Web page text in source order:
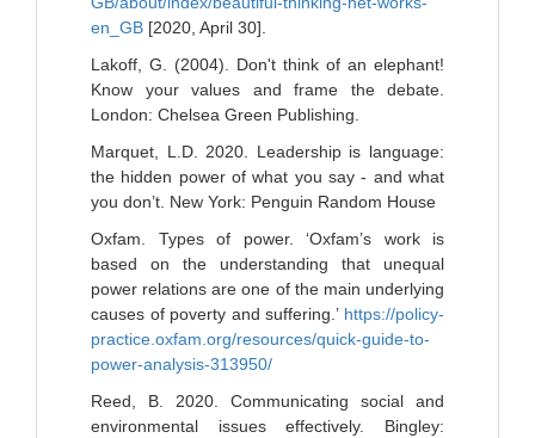
en_GB [2020, April 30].
Lakoff, G. (2004). Don't think of an elephant!
Know your values and frame the debate.
London: Chelsea Green Publishing.
Marquet, L.D. 2020. Leadership is language:
the hidden power of what you say - and what
you don’t. New York: Penguin Random House
Oxfam. Types of power. ‘Oxfam’s work is
based on the understanding that unequal
power relations are one of the main underlying
causes of poverty and suffering.’ https://policy-
practice.oxfam.org/resources/quick-guide-to-
power-analysis-313950/
Reed, B. 2020. Communicating social and
environmental issues effectively. Bingley: